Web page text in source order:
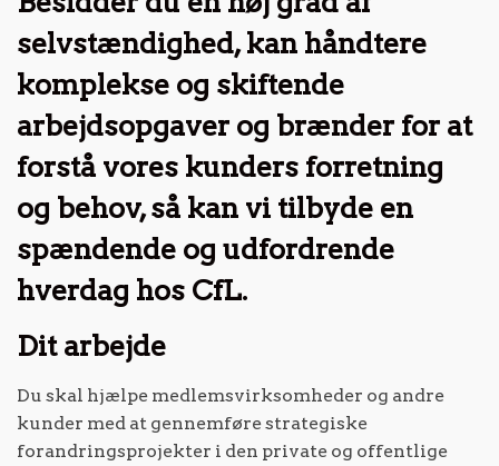
selvstændighed, kan håndtere
komplekse og skiftende
arbejdsopgaver og brænder for at
forstå vores kunders forretning
og behov, så kan vi tilbyde en
spændende og udfordrende
hverdag hos CfL.
Dit arbejde
Du skal hjælpe medlemsvirksomheder og andre
kunder med at gennemføre strategiske
forandringsprojekter i den private og offentlige